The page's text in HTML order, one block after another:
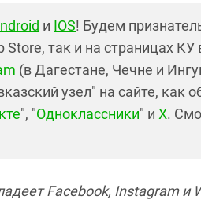
и IOS! Будем
так и на страницах КУ
(в Дагестане, Чечне и
узел" на сайте, как
", "Одноклассники" и X.
Facebook, Instagram и